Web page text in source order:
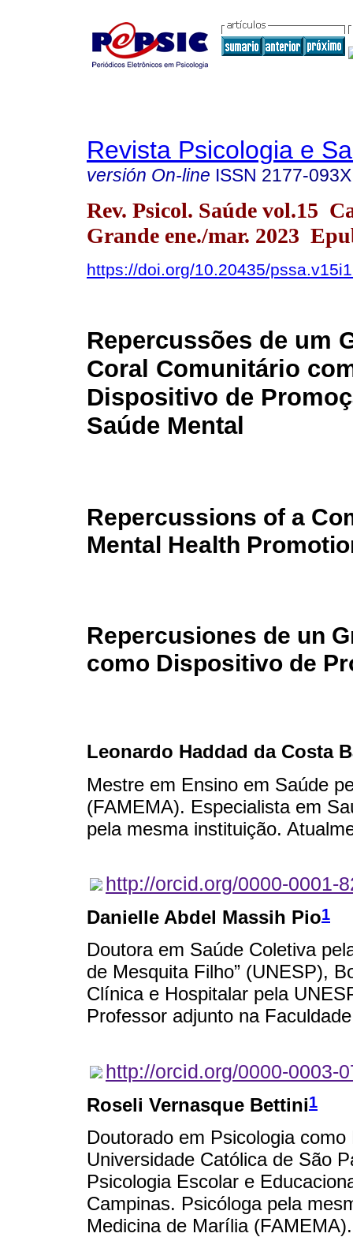
Revista Psicologia e
versión On-line ISSN 2177-093X
Rev. Psicol. Saúde vol.15
Grande ene./mar. 2023
https://doi.org/10.20435/
Repercussões de um
Coral Comunitário
Dispositivo de
Saúde Mental
Repercussions of a
Mental Health
Repercusiones de un
como Dispositivo de
Leonardo Haddad da Costa
Mestre em Ensino em Saúde
(FAMEMA). Especialista em
pela mesma instituição.
http://orcid.org/0000-0001-
Danielle Abdel Massih Pio1
Doutora em Saúde Coletiva
de Mesquita Filho” (UNESP),
Clínica e Hospitalar pela
Professor adjunto na
http://orcid.org/0000-0003-
Roseli Vernasque Bettini1
Doutorado em Psicologia
Universidade Católica de São
Psicologia Escolar e
Campinas. Psicóloga pela
Medicina de Marília (FAMEMA).